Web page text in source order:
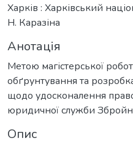
Харків : Харківський
Н. Каразіна
Анотація
Метою магістерської
обґрунтування та
щодо удосконалення
юридичної служби
Опис